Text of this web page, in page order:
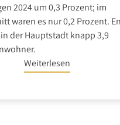
2024 um 0,3 Prozent; im
waren es nur 0,2 Prozent.
der Hauptstadt knapp 3,9
Weiterlesen